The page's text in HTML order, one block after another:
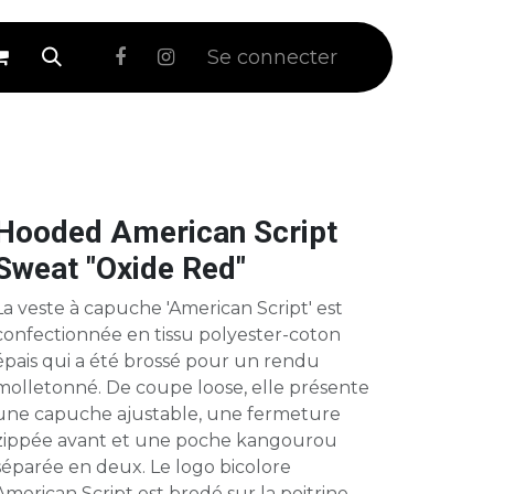
Soldes Se connecter
American Script
"Oxide Red"
veste à capuche 'American Script' est
en tissu polyester-coton
qui a été brossé pour un rendu
De coupe loose, elle présente
capuche ajustable, une fermeture
avant et une poche kangourou
en deux. Le logo bicolore